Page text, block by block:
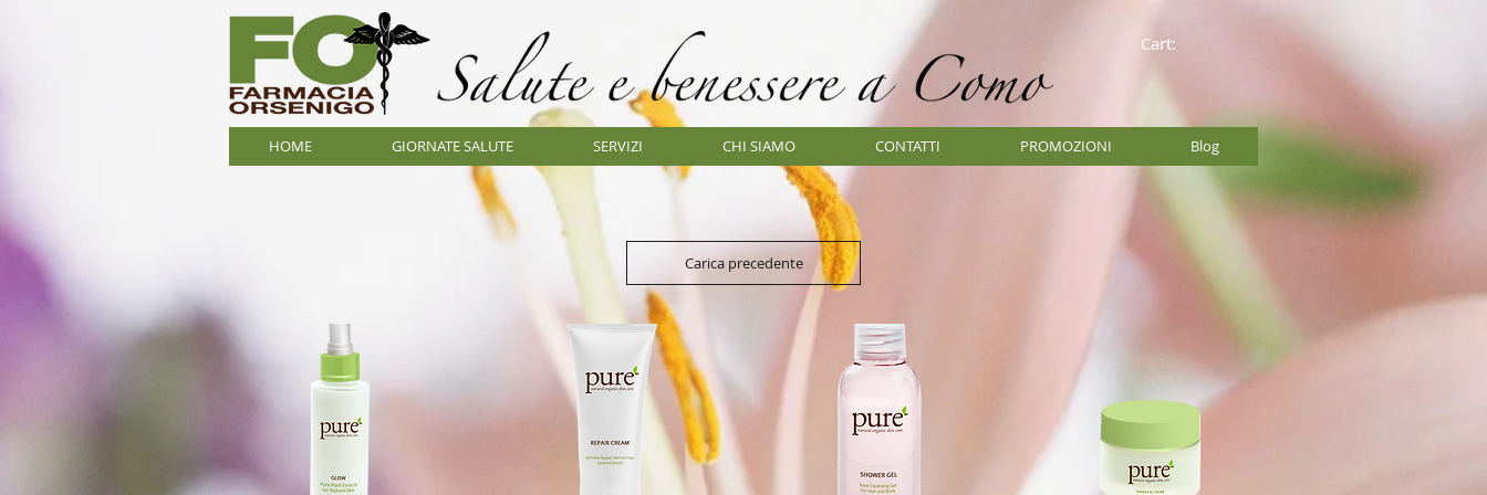
Cart:
HOME GIORNATE SALUTE SERVIZI CHI SIAMO CONTATTI PROMOZIONI Blog
Carica precedente